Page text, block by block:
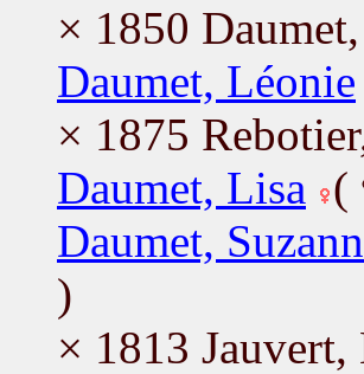
× 1850
Daumet, Léonie
× 1875
Daumet, Lisa (
Daumet,
)
× 1813 Jauvert,